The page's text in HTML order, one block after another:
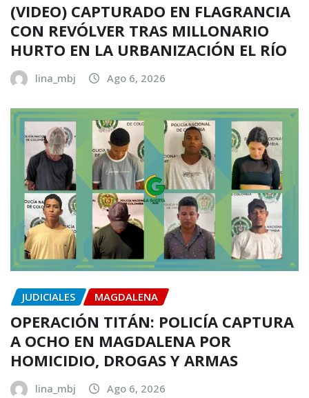
(VIDEO) CAPTURADO EN FLAGRANCIA
CON REVÓLVER TRAS MILLONARIO
HURTO EN LA URBANIZACIÓN EL RÍO
lina_mbj Ago 6, 2026
JUDICIALES MAGDALENA
OPERACIÓN TITÁN: POLICÍA CAPTURA
A OCHO EN MAGDALENA POR
HOMICIDIO, DROGAS Y ARMAS
lina_mbj Ago 6, 2026